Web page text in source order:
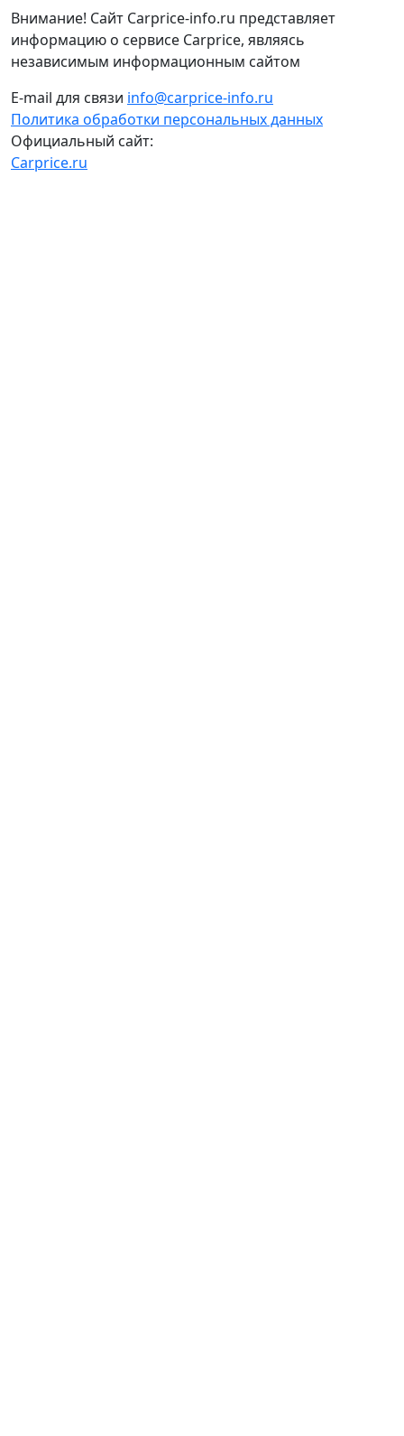
Внимание! Сайт Carprice-info.ru представляет
информацию о сервисе Carprice, являясь
независимым информационным сайтом
E-mail для связи info@carprice-info.ru
Политика обработки персональных данных
Официальный сайт:
Carprice.ru